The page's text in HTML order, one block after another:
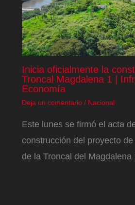
Inicia oficialmente la
Troncal Magdalena 1 |
Economía
Deja un comentario / Nacional
Este lunes se firmó el acta
construcción del proyecto
de la Troncal del